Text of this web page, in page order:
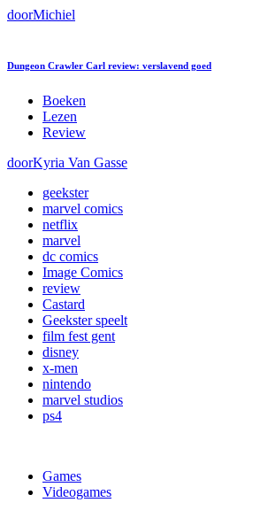
doorMichiel
Dungeon Crawler Carl review: verslavend goed
Boeken
Lezen
Review
doorKyria Van Gasse
geekster
marvel comics
netflix
marvel
dc comics
Image Comics
review
Castard
Geekster speelt
film fest gent
disney
x-men
nintendo
marvel studios
ps4
Games
Videogames